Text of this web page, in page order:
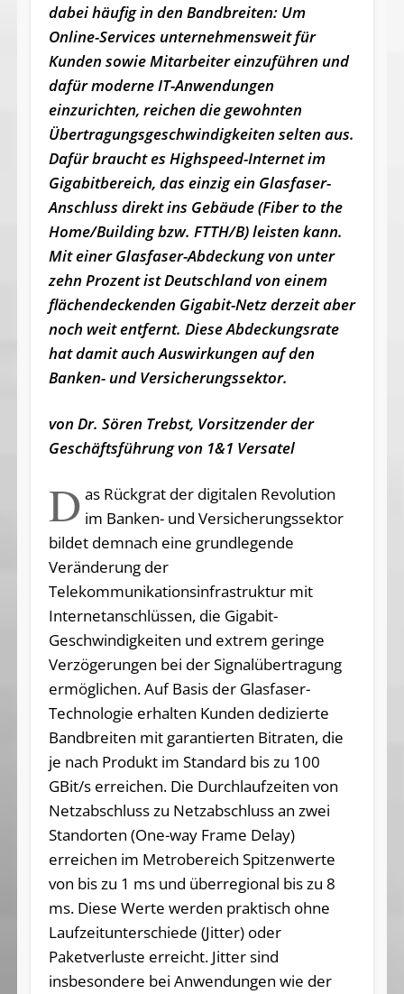
dabei häufig in den Bandbreiten: Um
Online-Services unternehmensweit für
Kunden sowie Mitarbeiter einzuführen und
dafür moderne IT-Anwendungen
einzurichten, reichen die gewohnten
Übertragungsgeschwindigkeiten selten aus.
Dafür braucht es Highspeed-Internet im
Gigabitbereich, das einzig ein Glasfaser-
Anschluss direkt ins Gebäude (Fiber to the
Home/Building bzw. FTTH/B) leisten kann.
Mit einer Glasfaser-Abdeckung von unter
zehn Prozent ist Deutschland von einem
flächendeckenden Gigabit-Netz derzeit aber
noch weit entfernt. Diese Abdeckungsrate
hat damit auch Auswirkungen auf den
Banken- und Versicherungssektor.
von Dr. Sören Trebst, Vorsitzender der
Geschäftsführung von 1&1 Versatel
D as Rückgrat der digitalen Revolution
im Banken- und Versicherungssektor
bildet demnach eine grundlegende
Veränderung der
Telekommunikationsinfrastruktur mit
Internetanschlüssen, die Gigabit-
Geschwindigkeiten und extrem geringe
Verzögerungen bei der Signalübertragung
ermöglichen. Auf Basis der Glasfaser-
Technologie erhalten Kunden dedizierte
Bandbreiten mit garantierten Bitraten, die
je nach Produkt im Standard bis zu 100
GBit/s erreichen. Die Durchlaufzeiten von
Netzabschluss zu Netzabschluss an zwei
Standorten (One-way Frame Delay)
erreichen im Metrobereich Spitzenwerte
von bis zu 1 ms und überregional bis zu 8
ms. Diese Werte werden praktisch ohne
Laufzeitunterschiede (Jitter) oder
Paketverluste erreicht. Jitter sind
insbesondere bei Anwendungen wie der